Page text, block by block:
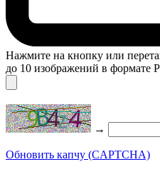
Нажмите на кнопку или
до 10 изображений в формате
→
Обновить капчу (CAPTCHA)